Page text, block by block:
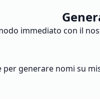
immediato con il
generare nomi su